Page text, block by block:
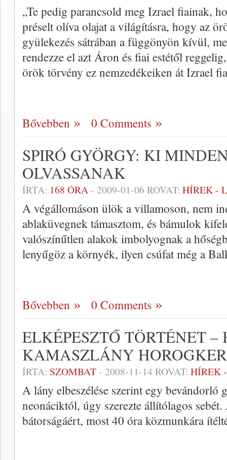
„Te pedig parancsold meg Izrael fiainak,
préselt olíva olajat a világításra, hogy az
gyülekezés sátrában a függönyön kívül,
rendezze el azt Áron és fiai estétől
örök törvény ez nemzedékeiken át Izrael
Bővebben 0 Comments
SPIRÓ GYÖRGY: KI
OLVASSANAK
ÍRTA: 168 ÓRA- 2009-01-06 ROVAT: HÍREK -
A végállomáson ülök a villamoson, nem
ablaküvegnek támasztom, és bámulok
valószínűtlen alakok imbolyognak a
lenyűgöz a környék, ilyen csúfat még a
Bővebben 0 Comments
ELKÉPESZTŐ TÖRTÉNET
KAMASZLÁNY
ÍRTA: SZOMBAT- 2008-11-14ROVAT: HÍREK
A lány elbeszélése szerint egy bevándorló
neonáciktól, úgy szerezte állítólagos
bátorságáért, most 40 óra közmunkára